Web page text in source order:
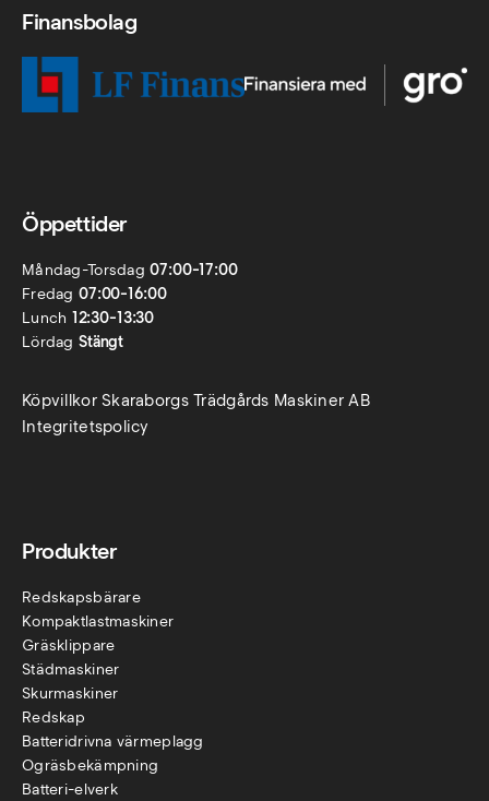
Finansbolag
Öppettider
Måndag-Torsdag07:00-17:00
Fredag 07:00-16:00
Lunch 12:30-13:30
Lördag Stängt
Köpvillkor Skaraborgs Trädgårds Maskiner AB
Integritetspolicy
Produkter
Redskapsbärare
Kompaktlastmaskiner
Gräsklippare
Städmaskiner
Skurmaskiner
Redskap
Batteridrivna värmeplagg
Ogräsbekämpning
Batteri-elverk